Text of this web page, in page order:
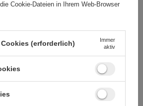
Lanyard ermöglicht
Installation an vielen
Cookie-Dateien in Ihrem Web-Browser
(erforderlich)
Immer
aktiv